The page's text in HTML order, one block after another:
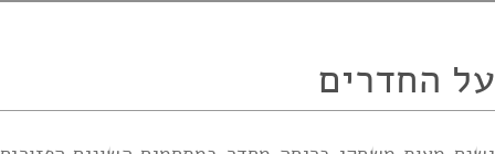
על החדרים